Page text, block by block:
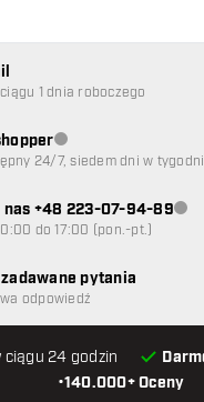
•140.000+ Oceny
ciągu 24 godzin
pytania
odpowiedź
1 dnia roboczego
Obsługa klienta
24/7, siedem dni w
nas +48 223-07-94-89
do 17:00 (pon.-pt.)